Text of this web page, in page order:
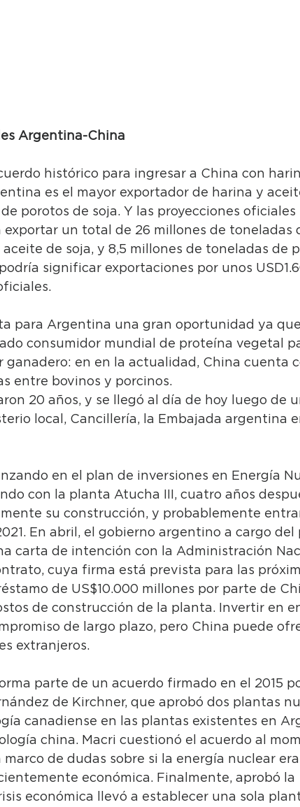
Argentina-China
histórico para ingresar a China con
es el mayor exportador de harina y
porotos de soja. Y las proyecciones oficiales
exportar un total de 26 millones de toneladas
aceite de soja, y 8,5 millones de toneladas de
significar exportaciones por unos
para Argentina una gran oportunidad ya
consumidor mundial de proteína vegetal
en en la actualidad, China cuenta
entre bovinos y porcinos.
20 años, y se llegó al día de hoy luego de
local, Cancillería, la Embajada argentina
en el plan de inversiones en Energía
con la planta Atucha III, cuatro años
su construcción, y probablemente
En abril, el gobierno argentino a cargo del
carta de intención con la Administración
cuya firma está prevista para las
de US$10.000 millones por parte de
de construcción de la planta. Invertir en
de largo plazo, pero China puede
extranjeros.
parte de un acuerdo firmado en el 2015
de Kirchner, que aprobó dos plantas
canadiense en las plantas existentes en
china. Macri cuestionó el acuerdo al
marco de dudas sobre si la energía nuclear
económica. Finalmente, aprobó la
económica llevó a establecer una sola